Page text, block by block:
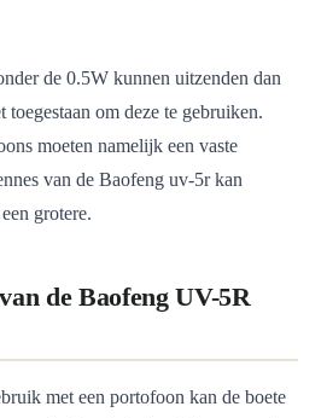
de 0.5W kunnen uitzenden dan
om deze te gebruiken.
moeten namelijk een vaste
van de Baofeng uv-5r kan
grotere.
de Baofeng UV-5R
met een portofoon kan de boete